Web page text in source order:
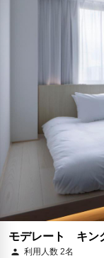
モデレート キン
利用人数 2名